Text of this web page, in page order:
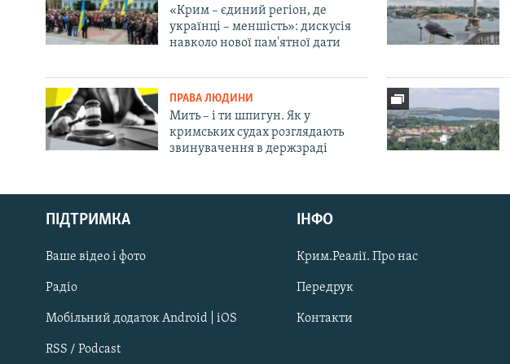
Русский
Qırımtatar
ДОЛУЧАЙСЯ!
«Крим – єдиний регіон, де
українці – меншість»: дискусія
навколо нової пам'ятної дати
ПРАВА ЛЮДИНИ
Мить – і ти шпигун. Як у
кримських судах розглядають
звинувачення в держзраді
ПІДТРИМКА
Ваше відео і фото
Радіо
Мобільний додаток Android | iOS
RSS / Podcast
ІНФО
Крим.Реалії. Про нас
Передрук
Контакти